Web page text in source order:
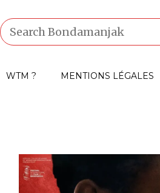
WTM ? MENTIONS LÉGALES